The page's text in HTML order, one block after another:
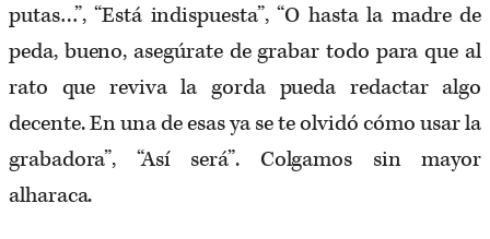
putas…”, “Está indispuesta”, “O hasta la madre de
peda, bueno, asegúrate de grabar todo para que al
rato que reviva la gorda pueda redactar algo
decente. En una de esas ya se te olvidó cómo usar la
grabadora”, “Así será”. Colgamos sin mayor
alharaca.